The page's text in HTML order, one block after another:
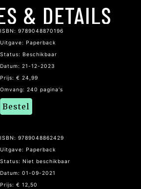
& DETAILS
ISBN: 9789048870196
Uitgave: Paperback
Status: Beschikbaar
Datum: 21-12-2023
Prijs: € 24,99
Omvang: 240 pagina's
Bestel
ISBN: 9789048862429
Uitgave: Paperback
Status: Niet beschikbaar
Datum: 01-09-2021
Prijs: € 12,50